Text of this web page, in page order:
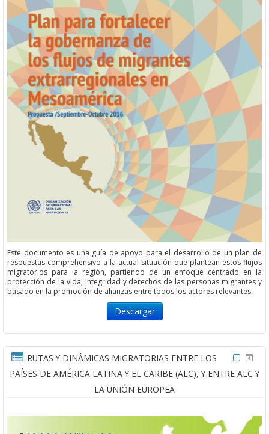
Este documento es una guía de apoyo para el desarrollo de un plan de
respuestas comprehensivo a la actual situación que plantean estos flujos
migratorios para la región, partiendo de un enfoque centrado en la
protección de la vida, integridad y derechos de las personas migrantes y
basado en la promoción de alianzas entre todos los actores relevantes.
Descargar
RUTAS Y DINÁMICAS MIGRATORIAS ENTRE LOS
PAÍSES DE AMÉRICA LATINA Y EL CARIBE (ALC), Y ENTRE ALC Y
LA UNIÓN EUROPEA